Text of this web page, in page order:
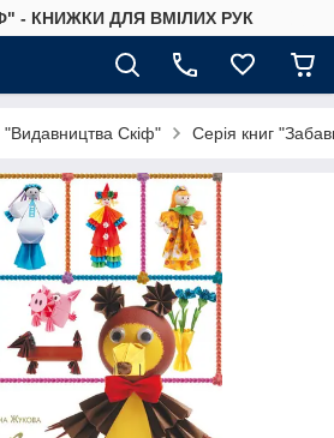
- КНИЖКИ ДЛЯ ВМІЛИХ РУК
"Видавництва Скіф" Серія книг